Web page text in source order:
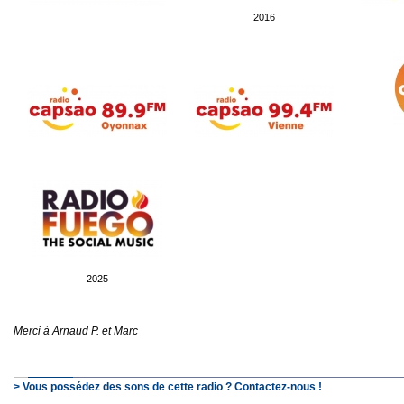
2016
2025
Merci à Arnaud P. et Marc
> Vous possédez des sons de cette radio ? Contactez-nous !